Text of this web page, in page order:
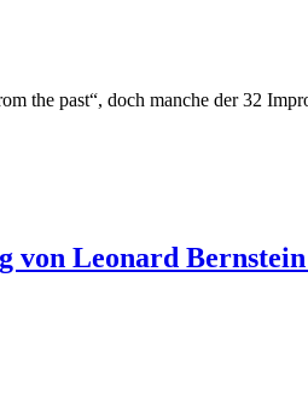
the past“, doch manche der 32
von Leonard